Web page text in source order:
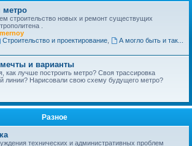
метро
строительство новых и ремонт существущих
.
Строительство и проектирование,
А могло быть и так...
и варианты
как лучше построить метро? Своя трассировка
линии? Нарисовали свою схему будущего метро?
Разное
технических и административных проблем